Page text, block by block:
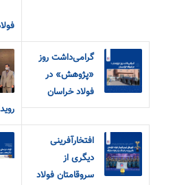
گرامی‌داشت روز
«پژوهش» در
فولاد خراسان
افتخارآفرینی
دیگری از
سروقامتان فولاد